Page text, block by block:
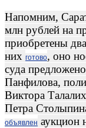
Напомним,
млн рублей на
приобретены
них готово, оно
суда
Панфилова,
Виктора
Петра
объявлен аукцион